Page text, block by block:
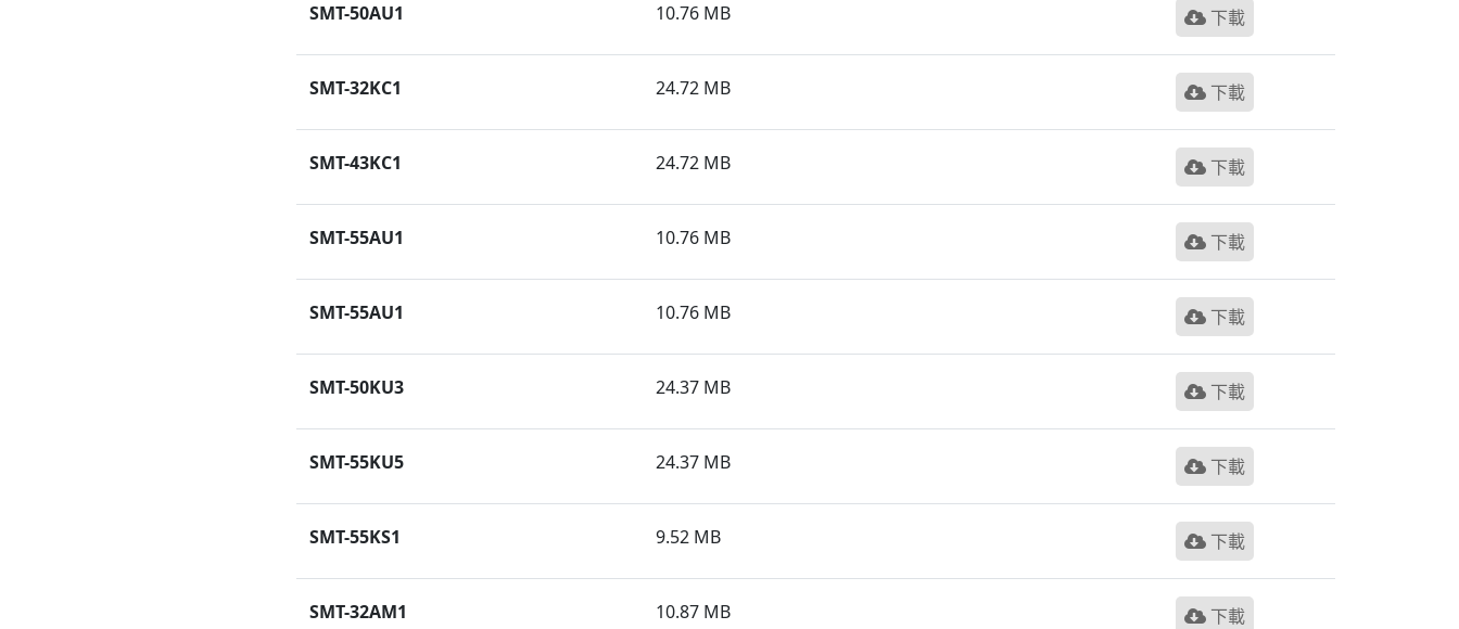
SMT-50AU1 10.76 MB 下載
SMT-32KC1 24.72 MB 下載
SMT-43KC1 24.72 MB 下載
SMT-55AU1 10.76 MB 下載
SMT-55AU1 10.76 MB 下載
SMT-50KU3 24.37 MB 下載
SMT-55KU5 24.37 MB 下載
SMT-55KS1 9.52 MB 下載
SMT-32AM1 10.87 MB 下載